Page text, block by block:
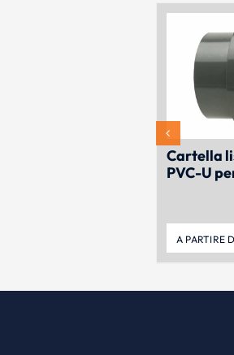
Cartella
PVC-U
A PARTIRE